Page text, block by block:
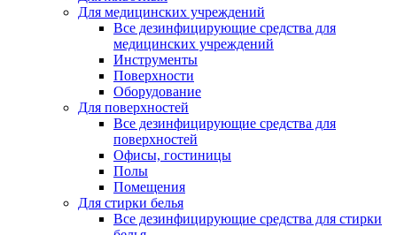
Для медицинских учреждений
Все дезинфицирующие средства для
медицинских учреждений
Инструменты
Поверхности
Оборудование
Для поверхностей
Все дезинфицирующие средства для
поверхностей
Офисы, гостиницы
Полы
Помещения
Для стирки белья
Все дезинфицирующие средства для стирки